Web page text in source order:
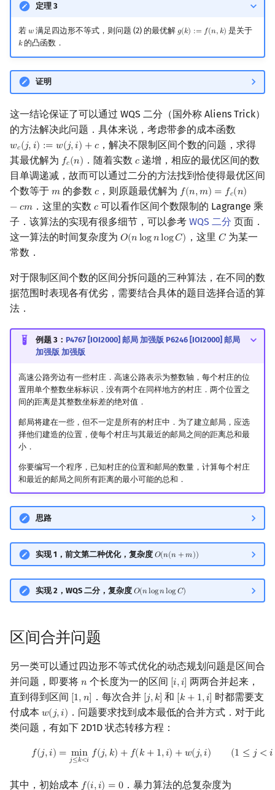
定理 3
若 𝑤
w满足四边形不等式，则问题 (2) 的最优解 𝑔(𝑘) := 𝑓(𝑛,𝑘)
g(k) :=f(n,k) 是关于
𝑘
k的凸函数．
证明
这一结论保证了可以通过 WQS 二分（国外称 Aliens Trick）
的方法解决此问题．具体来说，考虑带参的成本函数
𝑤𝑐(𝑗,𝑖) := 𝑤(𝑗,𝑖) +𝑐
wc(j,i ):= w( j,i)+c
，解决不限制区间个数的问题，求得
其最优解为 𝑓𝑐(𝑛)
fc(n) ．随着实数𝑐
c 递增，相应的最优区间的数
目单调递减，故而可以通过二分的方法找到恰使得最优区间
个数等于 𝑚
m 的参数𝑐
c，则原题最优解为 𝑓(𝑛,𝑚) = 𝑓𝑐(𝑛)
−𝑐𝑚
f(n,m)=f c(n)−cm
．这里的实数 𝑐
c可以看作区间个数限制的 Lagrange 乘
子．该算法的实现有很多细节，可以参考 WQS 二分 页面．
这一算法的时间复杂度为 𝑂(𝑛log𝑛log𝐶)
O(nlognlogC) ，这里 𝐶
C为某一
常数．
对于限制区间个数的区间分拆问题的三种算法，在不同的数
据范围时表现各有优劣，需要结合具体的题目选择合适的算
法．
例题 3： P4767 [IOI2000] 邮局 加强版 P6246 [IOI2000] 邮局
加强版 加强版
高速公路旁边有一些村庄．高速公路表示为整数轴，每个村庄的位
置用单个整数坐标标识．没有两个在同样地方的村庄．两个位置之
间的距离是其整数坐标差的绝对值．
邮局将建在一些，但不一定是所有的村庄中．为了建立邮局，应选
择他们建造的位置，使每个村庄与其最近的邮局之间的距离总和最
小．
你要编写一个程序，已知村庄的位置和邮局的数量，计算每个村庄
和最近的邮局之间所有距离的最小可能的总和．
思路
实现 1，前文第二种优化，复杂度 𝑂(𝑛(𝑛 +𝑚))
O(n(n+ m ))
实现 2，WQS 二分，复杂度 𝑂(𝑛log𝑛log𝐶)
O(nlognlogC )
区间合并问题
另一类可以通过四边形不等式优化的动态规划问题是区间合
并问题，即要将 𝑛
n 个长度为一的区间 [𝑖,𝑖]
[i,i] 两两合并起来，
直到得到区间 [1,𝑛]
[1, n] ．每次合并 [𝑗,𝑘]
[j,k] 和 [𝑘 + 1,𝑖]
[k+1, i]
时都需要支
付成本 𝑤(𝑗,𝑖)
w(j,i)
．问题要求找到成本最低的合并方式．对于此
类问题，有如下 2D1D 状态转移方程：
𝑓(𝑗,𝑖) = min
𝑗≤𝑘<𝑖 𝑓(𝑗, 𝑘) + 𝑓(𝑘 + 1,𝑖) +𝑤(𝑗,𝑖) (1 ≤ 𝑗 < 𝑖
(3)f (j, )=minj≤k <if (j,k)+f( k+ 1,i)+ w( j,i)(1≤j<
其中，初始成本 f(i,i)=0 ．暴力算法的总复杂度为